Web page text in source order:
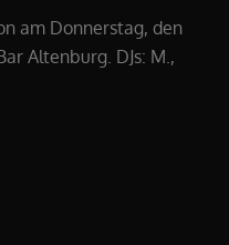
am Donnerstag, den
Altenburg. DJs: M.,